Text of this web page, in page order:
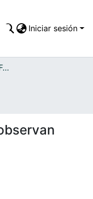
Todo DSpace
Iniciar sesión
Archivo del Patrimonio Fotográfico y Fílmico del Valle del Cauca